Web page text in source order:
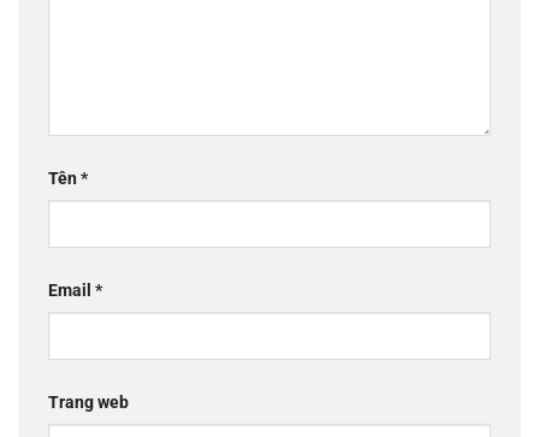
Tên*
Email *
Trang web